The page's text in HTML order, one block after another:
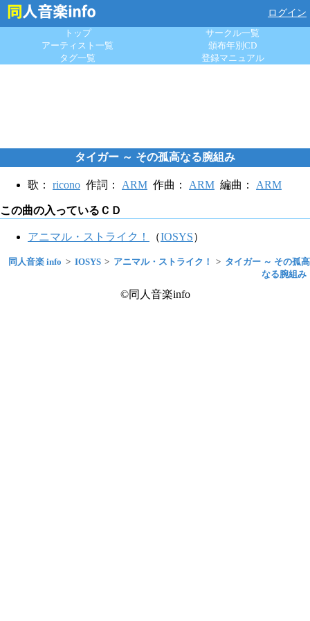
ログイン
トップ
サークル一覧
アーティスト一覧
頒布年別CD
タグ一覧
登録マニュアル
タイガー ～ その孤高なる腕組み
歌： ricono 作詞： ARM 作曲： ARM 編曲： ARM
この曲の入っているＣＤ
アニマル・ストライク！ （IOSYS）
同人音楽 info IOSYS アニマル・ストライク！
タイガー ～ その孤高
なる腕組み
©同人音楽info